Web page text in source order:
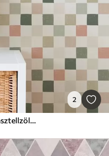
2
Falvédő Puha kockás szövet pasztellzöld, rózsaszín és bézs árnyalatokban